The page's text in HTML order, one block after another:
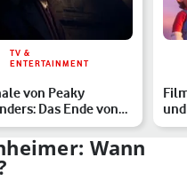
TV &
ENTERTAINMENT
von Peaky
Das Ende von
6 erklärt
Wann